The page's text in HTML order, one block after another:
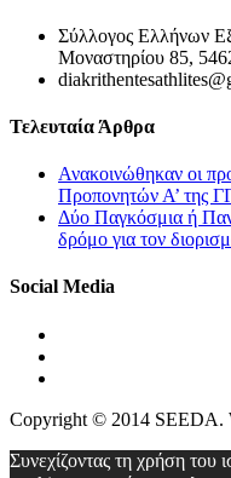
Σύλλογος Ελλήνων
Μοναστηρίου 85,
Τελευταία Άρθρα
Ανακοινώθηκαν οι
Προπονητών Α’ της
Δύο Παγκόσμια ή
δρόμο για τον
Social Media
Copyright © 2014 SEEDA.
Συνεχίζοντας τη χρήση του